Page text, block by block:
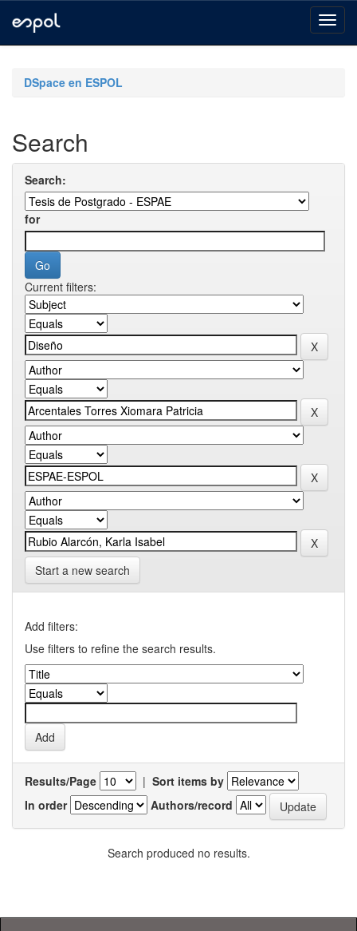
navigationDSpace en ESPOL
Search
Search:
for
Current filters:
Start a new search
Add filters:
Use filters to refine the search results.
Results/Page | Sort items by
In order
Authors/record
Search produced no results.